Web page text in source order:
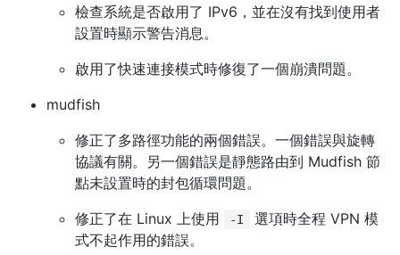
檢查系統是否啟用了 IPv6，並在沒有找到使用者
設置時顯示警告消息。
啟用了快速連接模式時修復了一個崩潰問題。
mudfish
修正了多路徑功能的兩個錯誤。一個錯誤與旋轉
協議有關。另一個錯誤是靜態路由到 Mudfish 節
點未設置時的封包循環問題。
修正了在 Linux 上使用
-I
選項時全程 VPN 模
式不起作用的錯誤。